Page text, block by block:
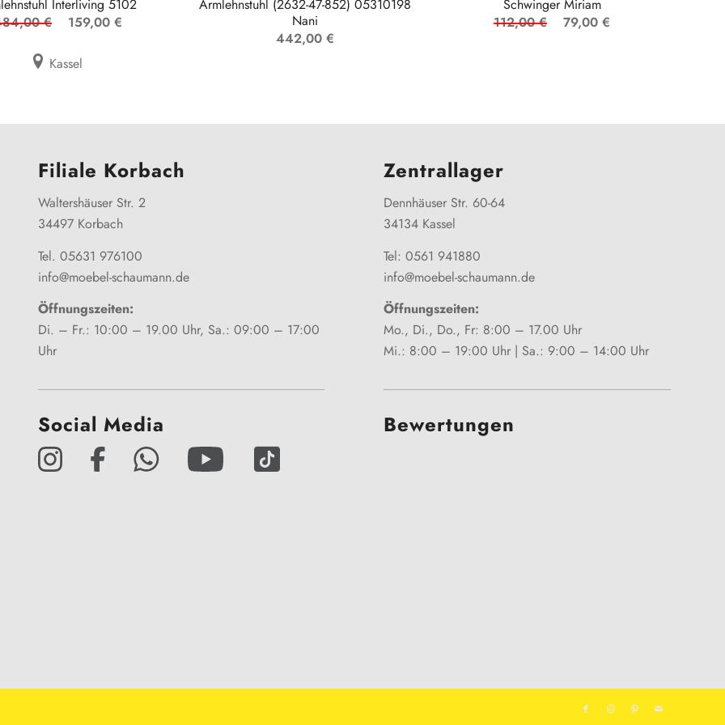
Interliving 5102
€
159,00 €
Kassel
Armlehnstuhl (2632-47-852) 05310198
Nani
442,00 €
Schwinger Miriam
112,00 €
79,00 €
Filiale Korbach
Waltershäuser Str. 2
34497 Korbach
Tel. 05631 976100
info@moebel-schaumann.de
Öffnungszeiten:
Di. – Fr.: 10:00 – 19.00 Uhr, Sa.: 09:00 – 17:00
Uhr
Social Media
Zentrallager
Dennhäuser Str. 60-64
34134 Kassel
Tel: 0561 941880
info@moebel-schaumann.de
Öffnungszeiten:
Mo., Di., Do., Fr: 8:00 – 17.00 Uhr
Mi.: 8:00 – 19:00 Uhr | Sa.: 9:00 – 14:00 Uhr
Bewertungen